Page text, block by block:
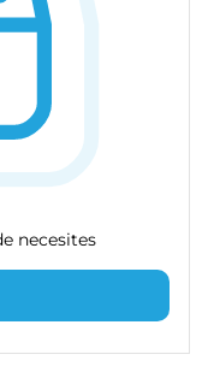
necesites